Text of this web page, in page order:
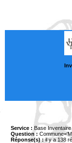
Service : Base Inventaire
Question :
Réponse(s) :il y a 138